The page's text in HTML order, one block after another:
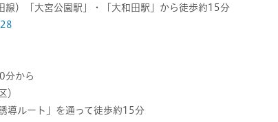
線）「大宮公園駅」・「大和田駅」から徒歩約15分
分から
）
導ルート」を通って徒歩約15分